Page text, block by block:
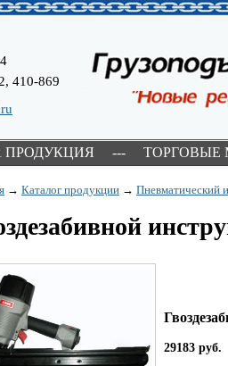
410-869
--- ТОРГОВЫЕ
→ Каталог продукции → Пневматический
29183 руб.